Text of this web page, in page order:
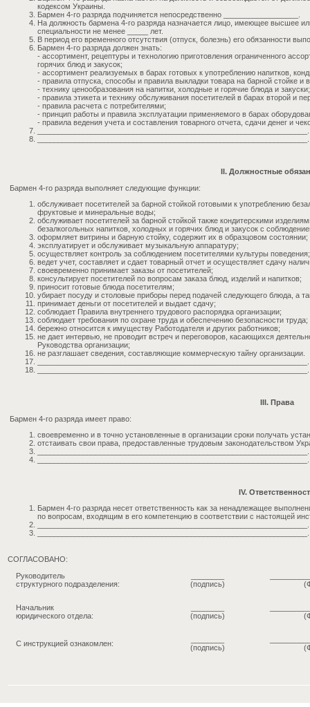
кодексом Украины.
Бармен 4-го разряда подчиняется непосредственно __________________.
На должность бармена 4-го разряда назначается лицо, имеющее высшее
специальности не менее _____ лет.
В период его временного отсутствия (отпуск, болезнь) его обязанности
Бармен 4-го разряда должен знать:
- ассортимент, рецептуры и технологию приготовления ограниченного
горячих блюд и закусок;
- ассортимент реализуемых в барах готовых к употреблению напитков,
- правила отпуска, способы и правила выкладки товара на барной стойке и
- технику ценообразования на напитки, холодные и горячие блюда и закуски;
- правила этикета и технику обслуживания посетителей в барах второй и
- правила расчета с потребителями;
- принцип работы и правила эксплуатации применяемого в барах
- правила ведения учета и составления товарного отчета, сдачи денег и
II. Должностные
Бармен 4-го разряда выполняет следующие функции:
обслуживает посетителей за барной стойкой готовыми к употреблению
фруктовые и минеральные воды;
обслуживает посетителей за барной стойкой также кондитерскими
безалкогольных напитков, холодных и горячих блюд и закусок с
оформляет витрины и барную стойку, содержит их в образцовом состоянии;
эксплуатирует и обслуживает музыкальную аппаратуру;
осуществляет контроль за соблюдением посетителями культуры поведения;
ведет учет, составляет и сдает товарный отчет и осуществляет сдачу
своевременно принимает заказы от посетителей;
консультирует посетителей по вопросам заказа блюд, изделий и напитков;
приносит готовые блюда посетителям;
убирает посуду и столовые приборы перед подачей следующего блюда, а
принимает деньги от посетителей и выдает сдачу;
соблюдает Правила внутреннего трудового распорядка организации;
соблюдает требования по охране труда и обеспечению безопасности труда;
бережно относится к имуществу Работодателя и других работников;
не дает интервью, не проводит встреч и переговоров, касающихся
Руководства организации;
не разглашает сведения, составляющие коммерческую тайну организации.
III. Права
Бармен 4-го разряда имеет право:
своевременно и в точно установленные в организации сроки получать
отстаивать свои права, предоставленные трудовым законодательством
IV.
Бармен 4-го разряда несет ответственность как за ненадлежащее
по вопросам, входящим в его компетенцию в соответствии с настоящей
СОГЛАСОВАНО:
Руководитель
структурного подразделения:
(подпись)
Начальник
юридического отдела:
(подпись)
С инструкцией ознакомлен:
(подпись)